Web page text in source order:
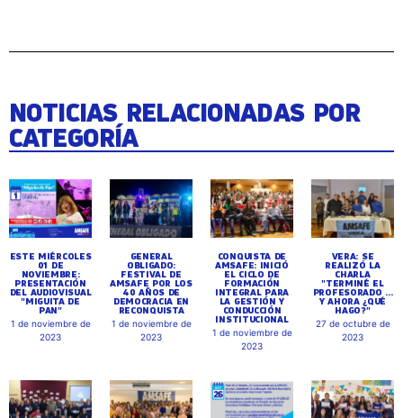
NOTICIAS RELACIONADAS POR
CATEGORÍA
ESTE MIÉRCOLES
01 DE
NOVIEMBRE:
PRESENTACIÓN
DEL AUDIOVISUAL
"MIGUITA DE
PAN"
1 de noviembre de
2023
GENERAL
OBLIGADO:
FESTIVAL DE
AMSAFE POR LOS
40 AÑOS DE
DEMOCRACIA EN
RECONQUISTA
1 de noviembre de
2023
CONQUISTA DE
AMSAFE: INICIÓ
EL CICLO DE
FORMACIÓN
INTEGRAL PARA
LA GESTIÓN Y
CONDUCCIÓN
INSTITUCIONAL
1 de noviembre de
2023
VERA: SE
REALIZÓ LA
CHARLA
"TERMINÉ EL
PROFESORADO ...
Y AHORA ¿QUÉ
HAGO?"
27 de octubre de
2023